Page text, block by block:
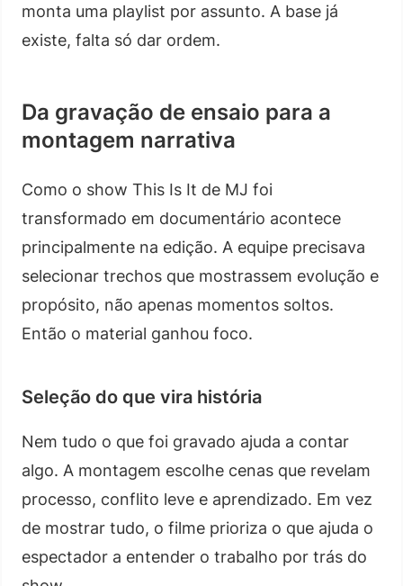
monta uma playlist por assunto. A base já
existe, falta só dar ordem.
Da gravação de ensaio para a
montagem narrativa
Como o show This Is It de MJ foi
transformado em documentário acontece
principalmente na edição. A equipe precisava
selecionar trechos que mostrassem evolução e
propósito, não apenas momentos soltos.
Então o material ganhou foco.
Seleção do que vira história
Nem tudo o que foi gravado ajuda a contar
algo. A montagem escolhe cenas que revelam
processo, conflito leve e aprendizado. Em vez
de mostrar tudo, o filme prioriza o que ajuda o
espectador a entender o trabalho por trás do